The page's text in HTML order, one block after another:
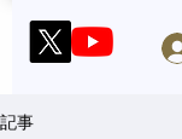
記事